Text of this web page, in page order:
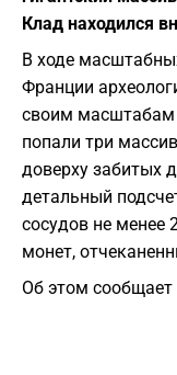
Клад находился
В ходе
Франции
своим масштабам
попали три
доверху забитых
детальный
сосудов не менее
монет,
Об этом сообщает